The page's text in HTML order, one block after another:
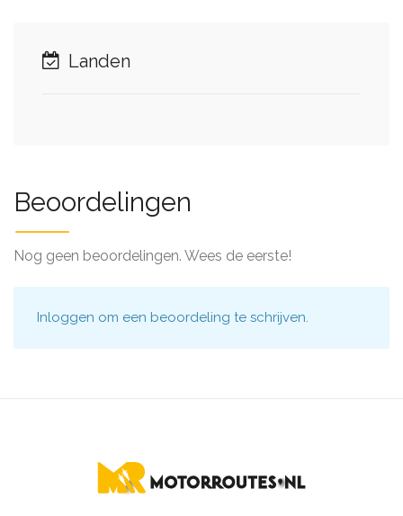
Landen
Beoordelingen
Nog geen beoordelingen. Wees de eerste!
Inloggen om een beoordeling te schrijven.